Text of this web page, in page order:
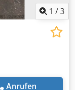
1 /3
Anrufen